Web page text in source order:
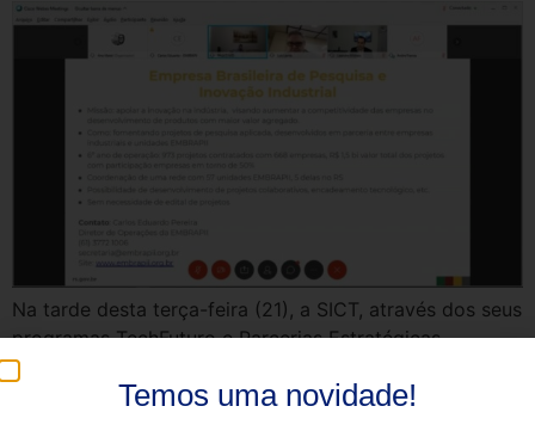
Na tarde desta terça-feira (21), a SICT, através dos seus
programas TechFuturo e Parcerias Estratégicas,
promoveu um webinar sobre oportunidades de
cooperação em Pesquisa e Desenvolvimento (P&D) com
Temos uma novidade!